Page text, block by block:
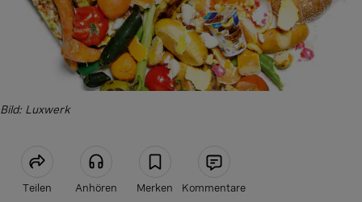
Bild: Luxwerk
Teilen Anhören Merken Kommentare